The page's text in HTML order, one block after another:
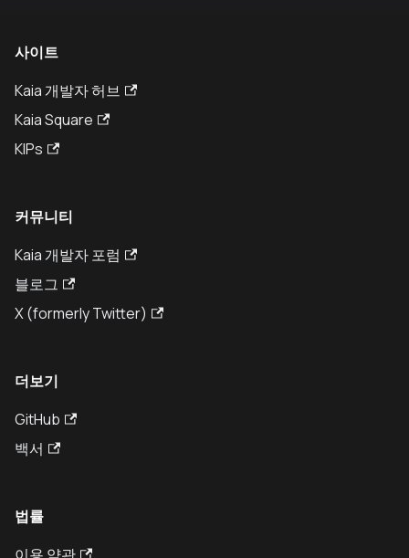
사이트
Kaia 개발자 허브
Kaia Square
KIPs
커뮤니티
Kaia 개발자 포럼
블로그
X (formerly Twitter)
더보기
GitHub
백서
법률